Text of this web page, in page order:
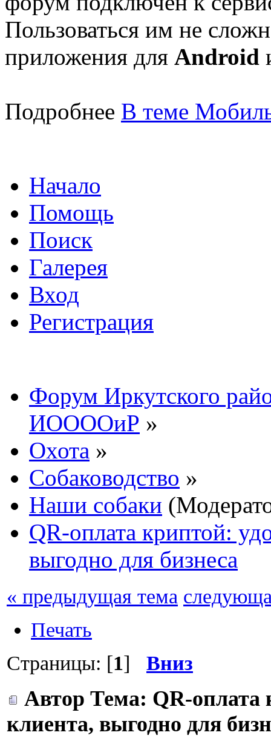
Пользоваться им не
приложения для Android
Подробнее В теме
Начало
Помощь
Поиск
Галерея
Вход
Регистрация
Форум Иркутского
ИООООиР »
Охота »
Собаководство »
Наши собаки
QR-оплата криптой:
выгодно для бизнеса
« предыдущая тема
Печать
Страницы: [1] Вниз
Автор Тема: QR-оплата
клиента, выгодно для